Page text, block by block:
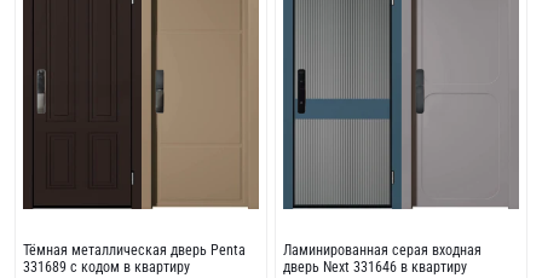
Тёмная металлическая дверь Penta
331689 с кодом в квартиру
Ламинированная серая входная
дверь Next 331646 в квартиру